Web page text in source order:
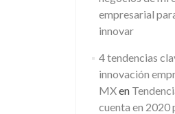
empresarial
innovar
4 tendencias
innovación
MXen
cuenta en 2020